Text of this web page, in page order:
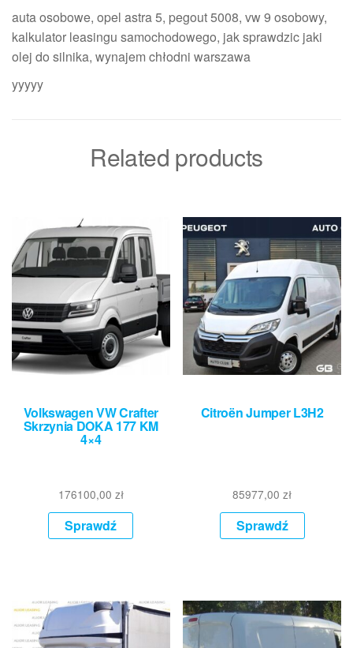
auta osobowe, opel astra 5, pegout 5008, vw 9 osobowy,
kalkulator leasingu samochodowego, jak sprawdzic jaki
olej do silnika, wynajem chłodni warszawa
yyyyy
Related products
Volkswagen VW Crafter
Skrzynia DOKA 177 KM
4×4
176100,00 zł
Sprawdź
Citroën Jumper L3H2
85977,00zł
Sprawdź